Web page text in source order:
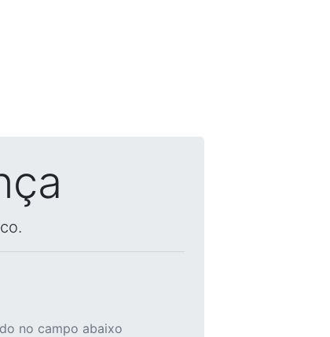
no campo abaixo